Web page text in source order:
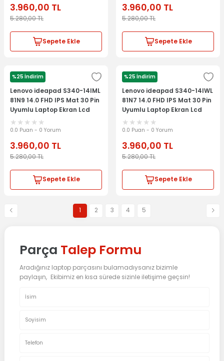
3.960,00 TL
5.280,00TL
Sepete Ekle
3.960,00 TL
5.280,00TL
Sepete Ekle
%25 İndirim
LENOVO
Lenovo ideapad S340-14IML
81N9 14.0 FHD IPS Mat 30 Pin
Uyumlu Laptop Ekran Lcd
Panel
0.0 Puan - 0 Yorum
3.960,00 TL
5.280,00TL
Sepete Ekle
%25 İndirim
LENOVO
Lenovo ideapad S340-14IWL
81N7 14.0 FHD IPS Mat 30 Pin
Uyumlu Laptop Ekran Lcd
Panel
0.0 Puan - 0 Yorum
3.960,00 TL
5.280,00TL
Sepete Ekle
1 2 3 4 5
Parça Talep Formu
Aradığınız laptop parçasını bulamadıysanız bizimle
paylaşın, Ekibimiz en kısa sürede sizinle iletişime geçsin!